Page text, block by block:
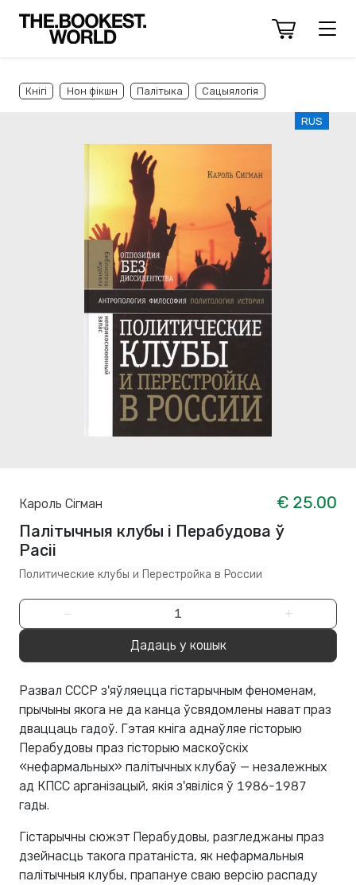
Кнігі Нон фікшн Палітыка Сацыялогія
RUS
Кароль Сігман
€ 25.00
Палітычныя клубы і Перабудова ў
Расіі
Политические клубы и Перестройка в России
− +
Дадаць у кошык
Развал СССР з'яўляецца гістарычным феноменам,
прычыны якога не да канца ўсвядомлены нават праз
дваццаць гадоў. Гэтая кніга аднаўляе гісторыю
Перабудовы праз гісторыю маскоўскіх
«нефармальных» палітычных клубаў — незалежных
ад КПСС арганізацый, якія з'явіліся ў 1986-1987
гады.
Гістарычны сюжэт Перабудовы, разгледжаны праз
дзейнасць такога пратаніста, як нефармальныя
палітычныя клубы, прапануе сваю версію распаду